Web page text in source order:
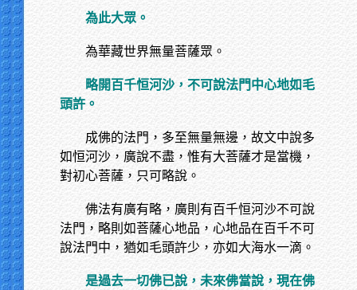
為此大眾。
為華藏世界無量菩薩眾。
略開百千恒河沙，不可說法門中心地如毛
頭許。
成佛的法門，多至無量無邊，故文中說多
如恒河沙，廣說不盡，惟有大菩薩才是當機，
對初心菩薩，只可略說。
佛法有廣有略，廣則有百千恒河沙不可說
法門，略則如菩薩心地品，心地品在百千不可
說法門中，猶如毛頭許少，亦如大海水一滴。
是過去一切佛已說，未來佛當說，現在佛